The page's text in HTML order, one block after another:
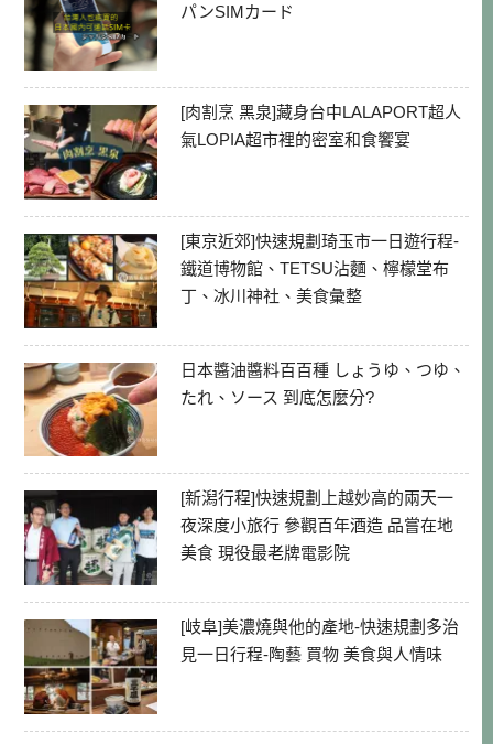
パンSIMカード
[肉割烹 黑泉]藏身台中LALAPORT超人
氣LOPIA超市裡的密室和食饗宴
[東京近郊]快速規劃琦玉市一日遊行程-
鐵道博物館、TETSU沾麵、檸檬堂布
丁、冰川神社、美食彙整
日本醬油醬料百百種 しょうゆ、つゆ、
たれ、ソース 到底怎麼分?
[新潟行程]快速規劃上越妙高的兩天一
夜深度小旅行 參觀百年酒造 品嘗在地
美食 現役最老牌電影院
[岐阜]美濃燒與他的產地-快速規劃多治
見一日行程-陶藝 買物 美食與人情味